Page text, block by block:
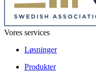
Vores services
Løsninger
Produkter